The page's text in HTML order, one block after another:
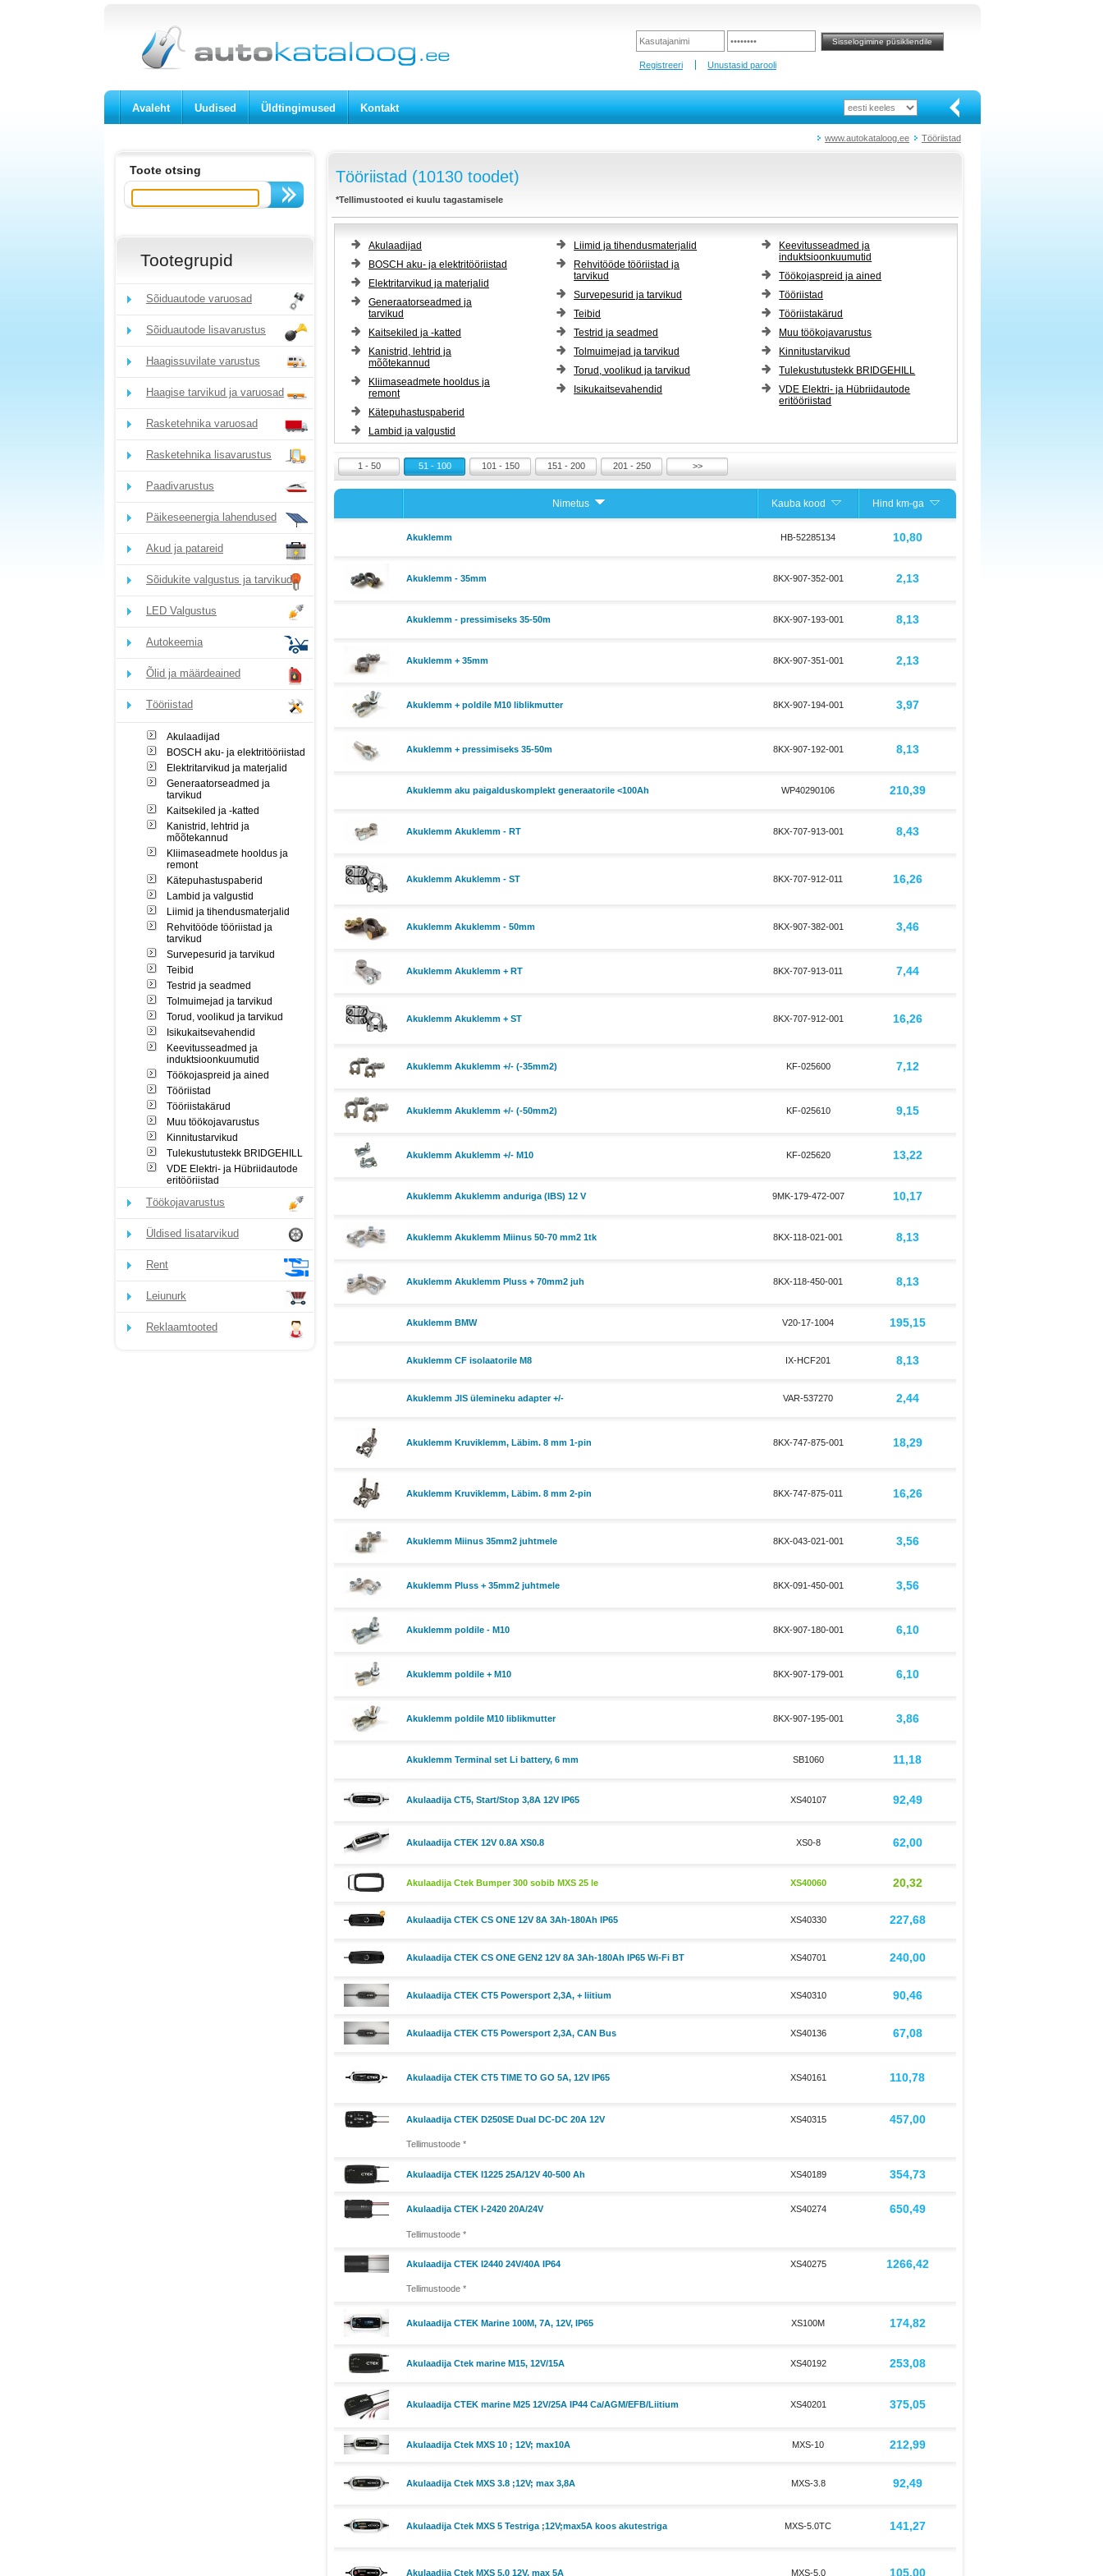
Registreeri Unustasid parooli
Avaleht Uudised Üldtingimused Kontakt
www.autokataloog.ee Tööriistad
Toote otsing
Tootegrupid
Sõiduautode varuosad
Sõiduautode lisavarustus
Haagissuvilate varustus
Haagise tarvikud ja varuosad
Rasketehnika varuosad
Rasketehnika lisavarustus
Paadivarustus
Päikeseenergia lahendused
Akud ja patareid
Sõidukite valgustus ja tarvikud
LED Valgustus
Autokeemia
Õlid ja määrdeained
Tööriistad
Akulaadijad
BOSCH aku- ja elektritööriistad
Elektritarvikud ja materjalid
Generaatorseadmed ja
tarvikud
Kaitsekiled ja -katted
Kanistrid, lehtrid ja
mõõtekannud
Kliimaseadmete hooldus ja
remont
Kätepuhastuspaberid
Lambid ja valgustid
Liimid ja tihendusmaterjalid
Rehvitööde tööriistad ja
tarvikud
Survepesurid ja tarvikud
Teibid
Testrid ja seadmed
Tolmuimejad ja tarvikud
Torud, voolikud ja tarvikud
Isikukaitsevahendid
Keevitusseadmed ja
induktsioonkuumutid
Töökojaspreid ja ained
Tööriistad
Tööriistakärud
Muu töökojavarustus
Kinnitustarvikud
Tulekustutustekk BRIDGEHILL
VDE Elektri- ja Hübriidautode
eritööriistad
Töökojavarustus
Üldised lisatarvikud
Rent
Leiunurk
Reklaamtooted
Tööriistad (10130 toodet)
*Tellimustooted ei kuulu tagastamisele
Akulaadijad
BOSCH aku- ja elektritööriistad
Elektritarvikud ja materjalid
Generaatorseadmed ja
tarvikud
Kaitsekiled ja -katted
Kanistrid, lehtrid ja
mõõtekannud
Kliimaseadmete hooldus ja
remont
Kätepuhastuspaberid
Lambid ja valgustid
Liimid ja tihendusmaterjalid
Rehvitööde tööriistad ja
tarvikud
Survepesurid ja tarvikud
Teibid
Testrid ja seadmed
Tolmuimejad ja tarvikud
Torud, voolikud ja tarvikud
Isikukaitsevahendid
Keevitusseadmed ja
induktsioonkuumutid
Töökojaspreid ja ained
Tööriistad
Tööriistakärud
Muu töökojavarustus
Kinnitustarvikud
Tulekustutustekk BRIDGEHILL
VDE Elektri- ja Hübriidautode
eritööriistad
1 - 50 51 - 100 101 - 150 151 - 200 201 - 250 >>
Nimetus Kauba kood Hind km-ga
Akuklemm HB-52285134 10,80
Akuklemm - 35mm 8KX-907-352-001 2,13
Akuklemm - pressimiseks 35-50m 8KX-907-193-001 8,13
Akuklemm + 35mm 8KX-907-351-001 2,13
Akuklemm + poldile M10 liblikmutter 8KX-907-194-001 3,97
Akuklemm + pressimiseks 35-50m 8KX-907-192-001 8,13
Akuklemm aku paigalduskomplekt generaatorile <100Ah WP40290106 210,39
Akuklemm Akuklemm - RT 8KX-707-913-001 8,43
Akuklemm Akuklemm - ST 8KX-707-912-011 16,26
Akuklemm Akuklemm - 50mm 8KX-907-382-001 3,46
Akuklemm Akuklemm + RT 8KX-707-913-011 7,44
Akuklemm Akuklemm + ST 8KX-707-912-001 16,26
Akuklemm Akuklemm +/- (-35mm2) KF-025600 7,12
Akuklemm Akuklemm +/- (-50mm2) KF-025610 9,15
Akuklemm Akuklemm +/- M10 KF-025620 13,22
Akuklemm Akuklemm anduriga (IBS) 12 V 9MK-179-472-007 10,17
Akuklemm Akuklemm Miinus 50-70 mm2 1tk 8KX-118-021-001 8,13
Akuklemm Akuklemm Pluss + 70mm2 juh 8KX-118-450-001 8,13
Akuklemm BMW V20-17-1004 195,15
Akuklemm CF isolaatorile M8 IX-HCF201 8,13
Akuklemm JIS ülemineku adapter +/- VAR-537270 2,44
Akuklemm Kruviklemm, Läbim. 8 mm 1-pin 8KX-747-875-001 18,29
Akuklemm Kruviklemm, Läbim. 8 mm 2-pin 8KX-747-875-011 16,26
Akuklemm Miinus 35mm2 juhtmele 8KX-043-021-001 3,56
Akuklemm Pluss + 35mm2 juhtmele 8KX-091-450-001 3,56
Akuklemm poldile - M10 8KX-907-180-001 6,10
Akuklemm poldile + M10 8KX-907-179-001 6,10
Akuklemm poldile M10 liblikmutter 8KX-907-195-001 3,86
Akuklemm Terminal set Li battery, 6 mm SB1060 11,18
Akulaadija CT5, Start/Stop 3,8A 12V IP65 XS40107 92,49
Akulaadija CTEK 12V 0.8A XS0.8 XS0-8 62,00
Akulaadija Ctek Bumper 300 sobib MXS 25 le XS40060 20,32
Akulaadija CTEK CS ONE 12V 8A 3Ah-180Ah IP65 XS40330 227,68
Akulaadija CTEK CS ONE GEN2 12V 8A 3Ah-180Ah IP65 Wi-Fi BT XS40701 240,00
Akulaadija CTEK CT5 Powersport 2,3A, + liitium XS40310 90,46
Akulaadija CTEK CT5 Powersport 2,3A, CAN Bus XS40136 67,08
Akulaadija CTEK CT5 TIME TO GO 5A, 12V IP65 XS40161 110,78
Akulaadija CTEK D250SE Dual DC-DC 20A 12V XS40315 457,00
Tellimustoode *
Akulaadija CTEK I1225 25A/12V 40-500 Ah XS40189 354,73
Akulaadija CTEK I-2420 20A/24V XS40274 650,49
Tellimustoode *
Akulaadija CTEK I2440 24V/40A IP64 XS40275 1266,42
Tellimustoode *
Akulaadija CTEK Marine 100M, 7A, 12V, IP65 XS100M 174,82
Akulaadija Ctek marine M15, 12V/15A XS40192 253,08
Akulaadija CTEK marine M25 12V/25A IP44 Ca/AGM/EFB/Liitium XS40201 375,05
Akulaadija Ctek MXS 10 ; 12V; max10A MXS-10 212,99
Akulaadija Ctek MXS 3.8 ;12V; max 3,8A MXS-3.8 92,49
Akulaadija Ctek MXS 5 Testriga ;12V;max5A koos akutestriga MXS-5.0TC 141,27
Akulaadija Ctek MXS 5.0 12V, max 5A MXS-5.0 105,00